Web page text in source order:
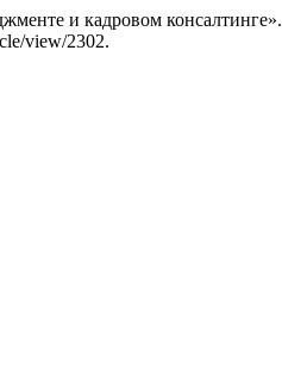
и кадровом консалтинге».
view/2302.